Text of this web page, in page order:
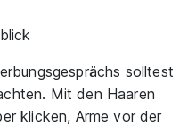
solltest
Mit den Haaren
klicken, Arme vor der